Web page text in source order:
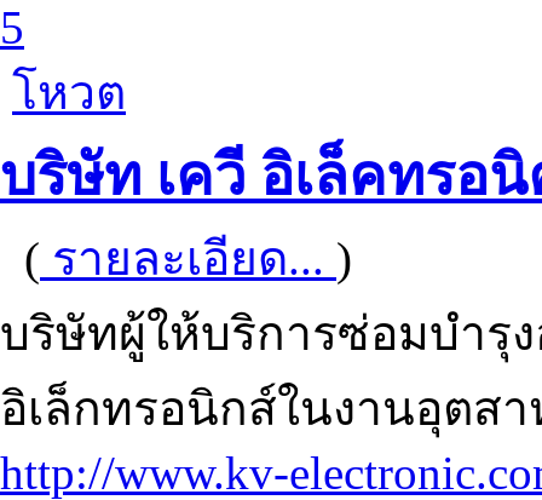
5
โหวต
บริษัท เควี อิเล็คทรอ
( รายละเอียด... )
บริษัทผู้ให้บริการซ่อมบำรุ
อิเล็กทรอนิกส์ในงานอุตส
http://www.kv-